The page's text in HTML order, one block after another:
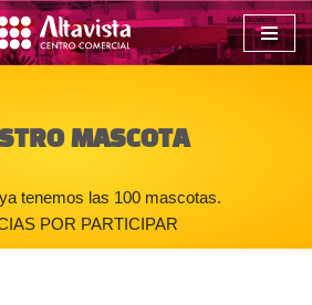
MASCOTA
tenemos las 100 mascotas.
POR PARTICIPAR